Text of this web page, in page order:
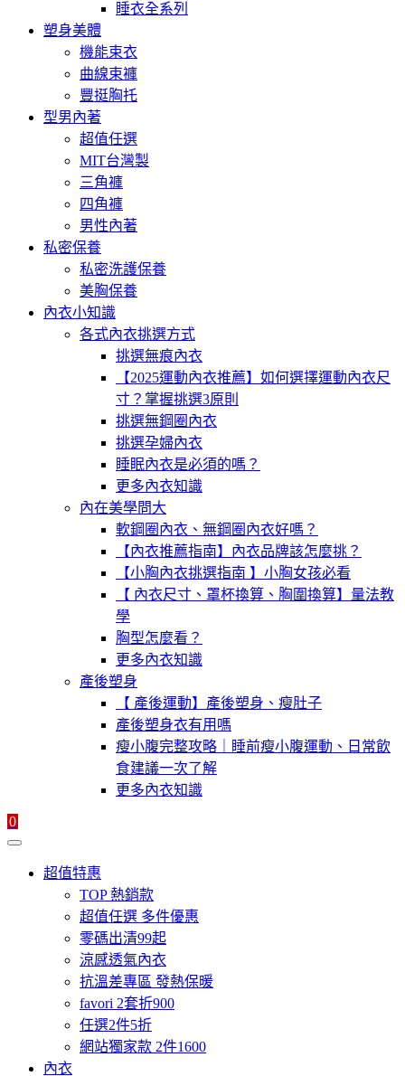
睡衣全系列
塑身美體
機能束衣
曲線束褲
豐挺胸托
型男內著
超值任選
MIT台灣製
三角褲
四角褲
男性內著
私密保養
私密洗護保養
美胸保養
內衣小知識
各式內衣挑選方式
挑選無痕內衣
【2025運動內衣推薦】如何選擇運動內衣尺
寸？掌握挑選3原則
挑選無鋼圈內衣
挑選孕婦內衣
睡眠內衣是必須的嗎？
更多內衣知識
內在美學問大
軟鋼圈內衣、無鋼圈內衣好嗎？
【內衣推薦指南】內衣品牌該怎麼挑？
【小胸內衣挑選指南 】小胸女孩必看
【 內衣尺寸、罩杯換算、胸圍換算】量法教
學
胸型怎麼看？
更多內衣知識
產後塑身
【 產後運動】產後塑身、瘦肚子
產後塑身衣有用嗎
瘦小腹完整攻略｜睡前瘦小腹運動、日常飲
食建議一次了解
更多內衣知識
0
超值特惠
TOP 熱銷款
超值任選 多件優惠
零碼出清99起
涼感透氣內衣
抗溫差專區 發熱保暖
favori 2套折900
任選2件5折
網站獨家款 2件1600
內衣